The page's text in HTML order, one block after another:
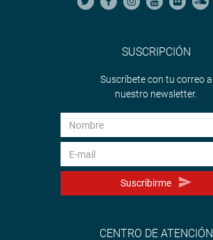
SUSCRIPCIÓN
Suscríbete con tu correo a
nuestro newsletter.
Suscribirme
CENTRO DE ATENCIÓN